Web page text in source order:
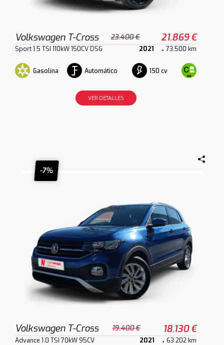
Volkswagen T-Cross 23.400 € 21.869 €
Sport 1.5 TSI 110kW 150CV DSG 2021 73.500 km
Gasolina Automático 150 cv
VER DETALLES
-7%
Volkswagen T-Cross 19.400 € 18.130 €
Advance 1.0 TSI 70kW 95CV 2021 63.202 km